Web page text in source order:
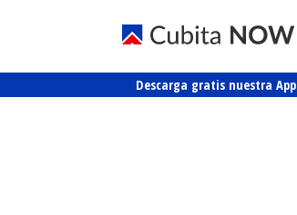
Descarga gratis nuestra App